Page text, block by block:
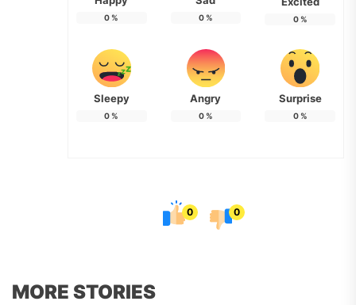
0% 0% 0%
Sleepy
0%
Angry
0%
Surprise
0%
0 0
MORE STORIES